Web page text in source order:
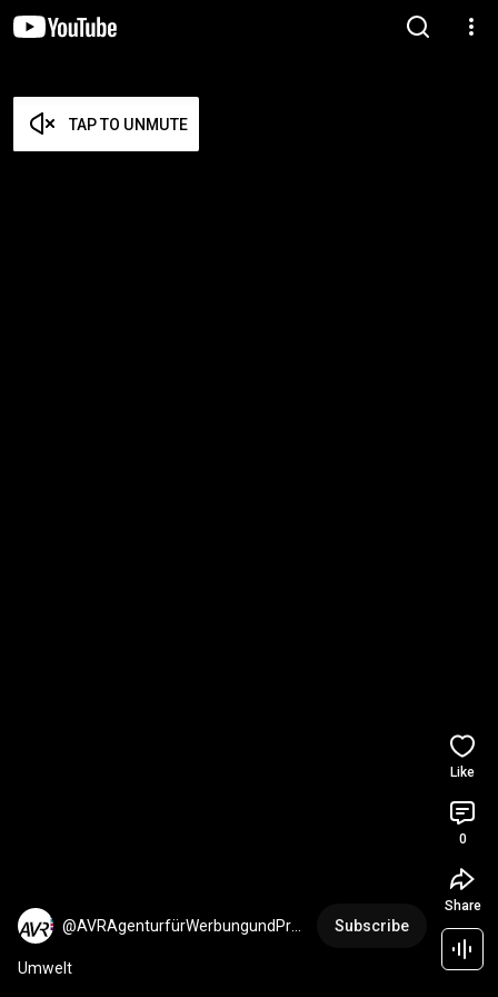
TAP TO UNMUTE
@AVRAgenturfürWerbungundPro
Subscribe
Umwelt
Like
0
Share